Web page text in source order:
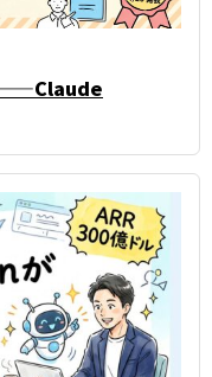
——Claude